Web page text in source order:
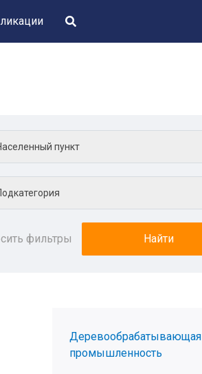
пункт
фильтры
Деревообрабатывающая
промышленность